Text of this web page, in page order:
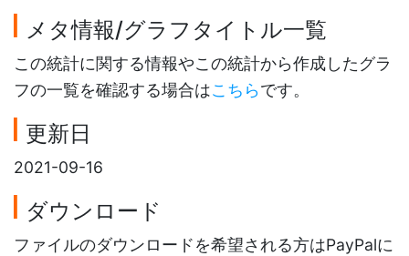
メタ情報/グラフタイトル一覧
この統計に関する情報やこの統計から作成したグラ
フの一覧を確認する場合はこちらです。
更新日
2021-09-16
ダウンロード
ファイルのダウンロードを希望される方はPayPalに